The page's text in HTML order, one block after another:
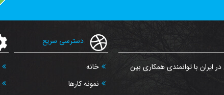
ایران با توانمندی همکاری بین
دسترسی سریع
خانه
نمونه کارها